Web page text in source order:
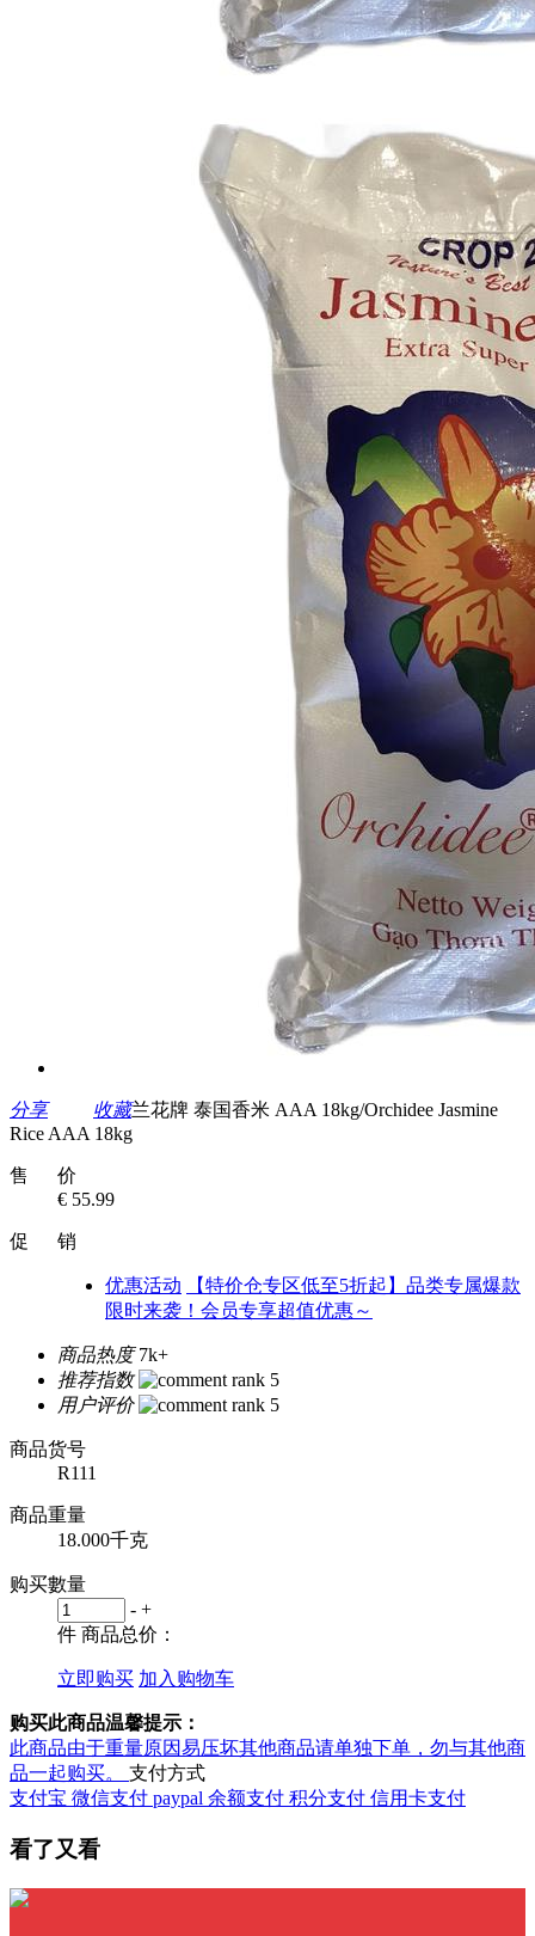
分享 收藏兰花牌 泰国香米 AAA 18kg/Orchidee Jasmine
Rice AAA 18kg
售 价
€ 55.99
促 销
优惠活动
【特价仓专区低至5折起】品类专属爆款
限时来袭！会员专享超值优惠～
商品热度 7k+
推荐指数
用户评价
商品货号
R111
商品重量
18.000千克
购买數量
- +
件 商品总价：
立即购买 加入购物车
购买此商品温馨提示：
此商品由于重量原因易压坏其他商品请单独下单，勿与其他商
品一起购买。 支付方式
支付宝 微信支付 paypal 余额支付 积分支付 信用卡支付
看了又看